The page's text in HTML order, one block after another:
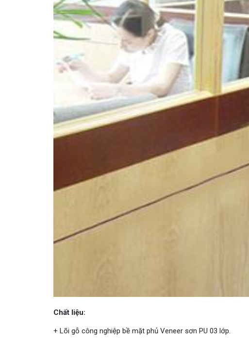
Chất liệu:
+ Lõi gỗ công nghiệp bề mặt phủ Veneer sơn PU 03 lớp.